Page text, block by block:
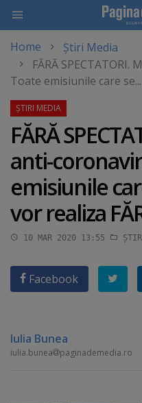
main
content
Home
Știri Media
FĂRĂ
Toate emisiunile care se...
FĂRĂ
anti-
emisiunile
vor realiza
10 MAR 2020 13:55
Facebook
Iulia Bunea
iulia.bunea paginademedia.ro